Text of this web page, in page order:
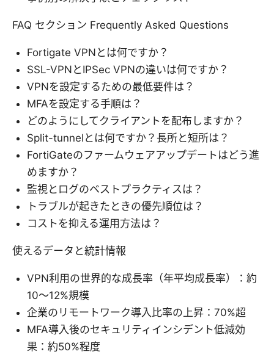
FAQ セクション Frequently Asked Questions
Fortigate VPNとは何ですか？
SSL-VPNとIPSec VPNの違いは何ですか？
VPNを設定するための最低要件は？
MFAを設定する手順は？
どのようにしてクライアントを配布しますか？
Split-tunnelとは何ですか？長所と短所は？
FortiGateのファームウェアアップデートはどう進
めますか？
監視とログのベストプラクティスは？
トラブルが起きたときの優先順位は？
コストを抑える運用方法は？
使えるデータと統計情報
VPN利用の世界的な成長率（年平均成長率）：約
10〜12%規模
企業のリモートワーク導入比率の上昇：70%超
MFA導入後のセキュリティインシデント低減効
果：約50%程度